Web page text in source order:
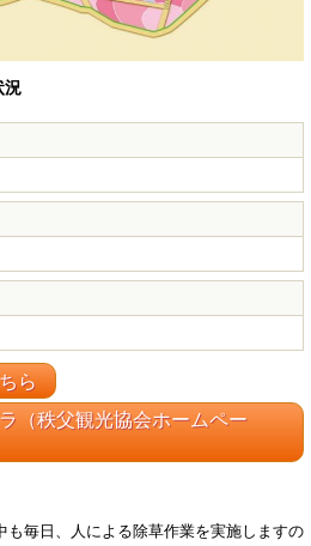
況
ら
（秩父観光協会ホームペー
毎日、人による除草作業を実施しますの